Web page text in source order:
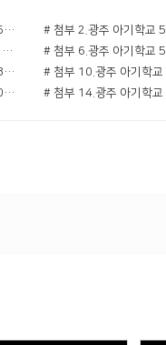
# 첨부 1.광주 아기학교 5기-2주차-10543017297.jpg
# 첨부 5.광주 아기학교 5기-3주차 야외학습-10660496922.jpg
# 첨부 9.광주 아기학교 5기-5주차-10807128330.jpg
# 첨부 13.광주 아기학교 5기-7주차-10975103267.jpg